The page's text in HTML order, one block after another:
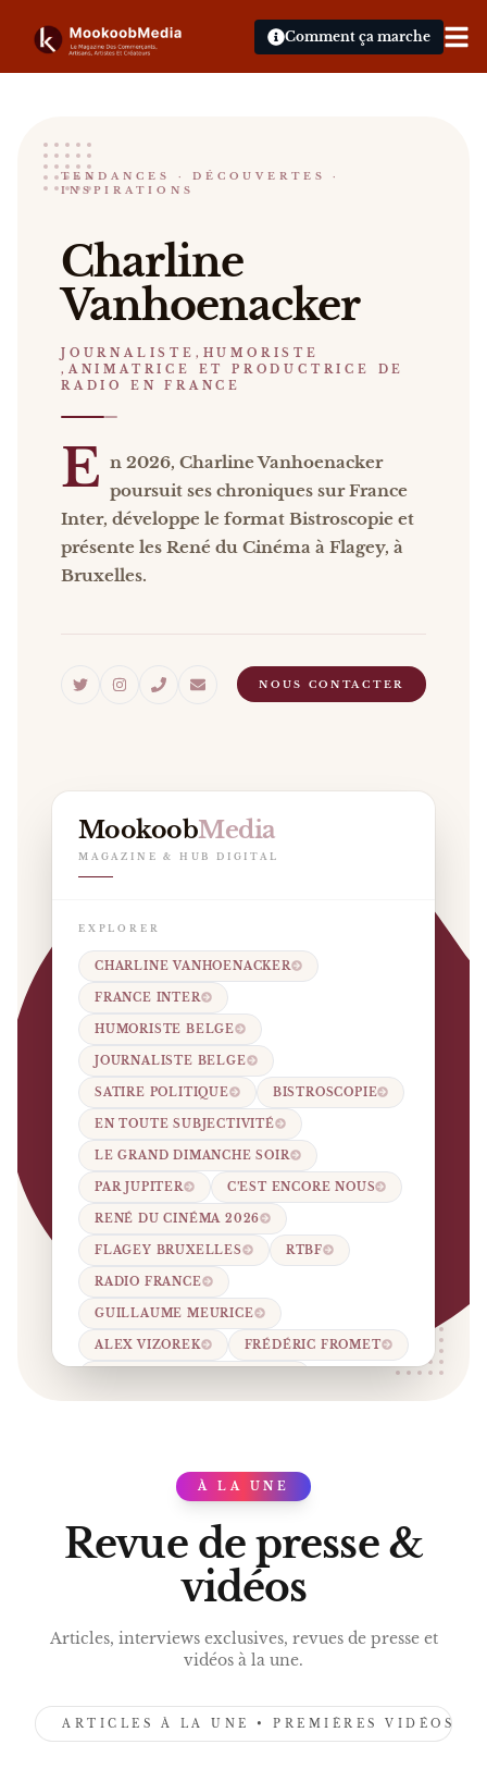
Comment ça marche
Charline Vanhoenacker
JOURNALISTE,HUMORISTE ,ANIMATRICE ET
Charline Vanhoenacker En 2026, Charline
Catalogue :presse, livres.
TENDANCES · DÉCOUVERTES ·
INSPIRATIONS
Charline
Vanhoenacker
JOURNALISTE,HUMORISTE
,ANIMATRICE ET PRODUCTRICE DE
RADIO EN FRANCE
E n 2026, Charline Vanhoenacker
poursuit ses chroniques sur France
Inter, développe le format Bistroscopie et
présente les René du Cinéma à Flagey, à
Bruxelles.
NOUS CONTACTER
MookoobMedia
MAGAZINE & HUB DIGITAL
EXPLORER
CHARLINE VANHOENACKER
FRANCE INTER
HUMORISTE BELGE
JOURNALISTE BELGE
SATIRE POLITIQUE BISTROSCOPIE
EN TOUTE SUBJECTIVITÉ
LE GRAND DIMANCHE SOIR
PAR JUPITER C’EST ENCORE NOUS
RENÉ DU CINÉMA 2026
FLAGEY BRUXELLES RTBF
RADIO FRANCE
GUILLAUME MEURICE
ALEX VIZOREK FRÉDÉRIC FROMET
PRESS
À LA UNE
Revue de presse &
vidéos
Articles, interviews exclusives, revues de presse et
vidéos à la une.
ARTICLES À LA UNE • PREMIÈRES VIDÉOS •